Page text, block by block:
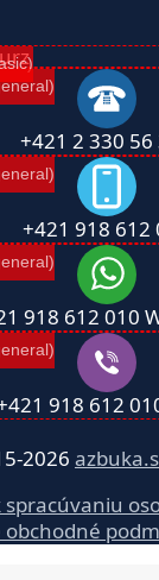
+421 2 330 56
+421 918 612
918 612 010
918 612
2026
spracúvaniu
obchodné